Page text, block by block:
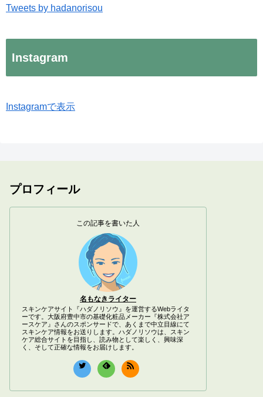
Tweets by hadanorisou
Instagram
Instagramで表示
プロフィール
この記事を書いた人
名もなきライター
スキンケアサイト『ハダノリソウ』を運営するWebライタ
ーです。大阪府豊中市の基礎化粧品メーカー『株式会社ア
ースケア』さんのスポンサードで、あくまで中立目線にて
スキンケア情報をお送りします。ハダノリソウは、スキン
ケア総合サイトを目指し、読み物として楽しく、興味深
く、そして正確な情報をお届けします。